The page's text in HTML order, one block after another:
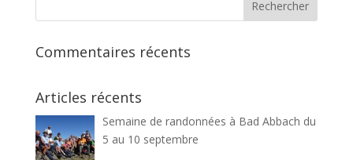
Commentaires récents
Articles récents
Semaine de randonnées à Bad Abbach du
5 au 10 septembre